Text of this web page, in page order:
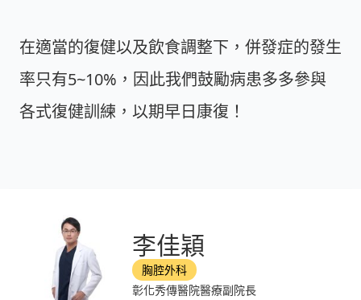
在適當的復健以及飲食調整下，併發症的發生
率只有5~10%，因此我們鼓勵病患多多參與
各式復健訓練，以期早日康復！
李佳穎
胸腔外科
彰化秀傳醫院醫療副院長